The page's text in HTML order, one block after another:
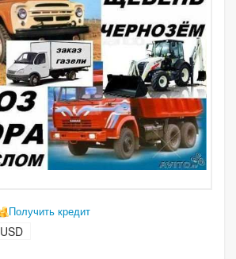
Получить кредит
USD